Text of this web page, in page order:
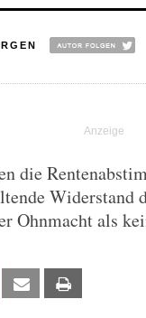
die
Ohnmacht als
Xing Email